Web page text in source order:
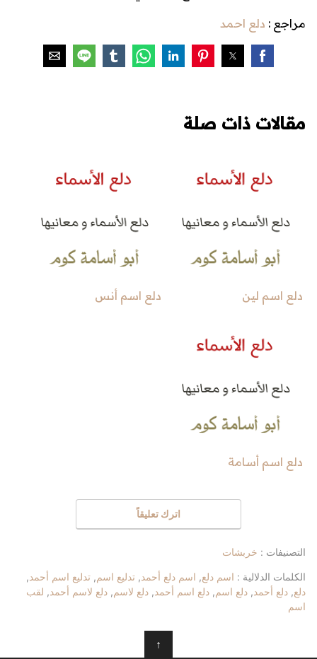
مراجع : دلع احمد
مقالات ذات صلة
دلع اسم لين دلع اسم أنس
دلع اسم أسامة
اترك تعليقاً
التصنيفات : خربشات
الكلمات الدلالية : اسم دلع, اسم دلع أحمد, تدليع اسم, تدليع اسم أحمد,
دلع, دلع أحمد, دلع اسم, دلع اسم أحمد, دلع لاسم, دلع لاسم أحمد, لقب
اسم
↑